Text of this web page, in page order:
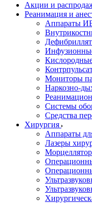
Акции и
Реанимация и
Аппараты
Мониторы
Наркозно-
Системы
Средства
Хирургия
Аппараты
Лазеры